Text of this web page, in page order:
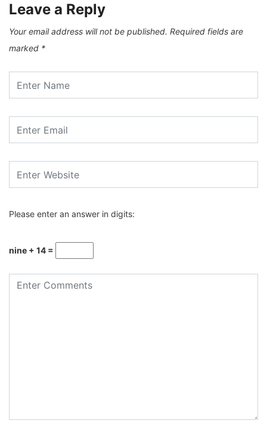
Leave a Reply
Your email address will not be published. Required fields are
marked *
Please enter an answer in digits:
nine + 14 =